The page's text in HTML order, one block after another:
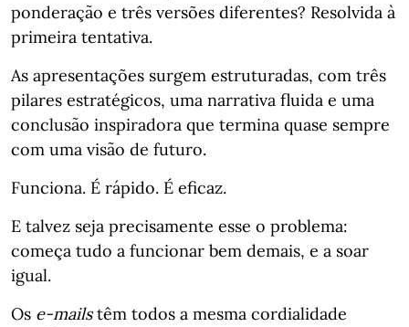
ponderação e três versões diferentes? Resolvida à
primeira tentativa.
As apresentações surgem estruturadas, com três
pilares estratégicos, uma narrativa fluida e uma
conclusão inspiradora que termina quase sempre
com uma visão de futuro.
Funciona. É rápido. É eficaz.
E talvez seja precisamente esse o problema:
começa tudo a funcionar bem demais, e a soar
igual.
Os e-mailstêm todos a mesma cordialidade